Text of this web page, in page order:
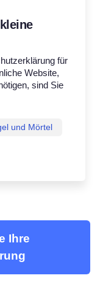
für
Website,
sind Sie
und Mörtel
Ihre